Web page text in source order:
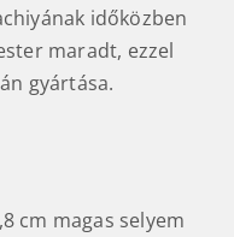
időközben
maradt, ezzel
gyártása.
cm magas selyem